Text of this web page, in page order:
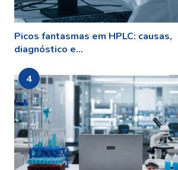
Picos fantasmas em HPLC: causas,
diagnóstico e...
4